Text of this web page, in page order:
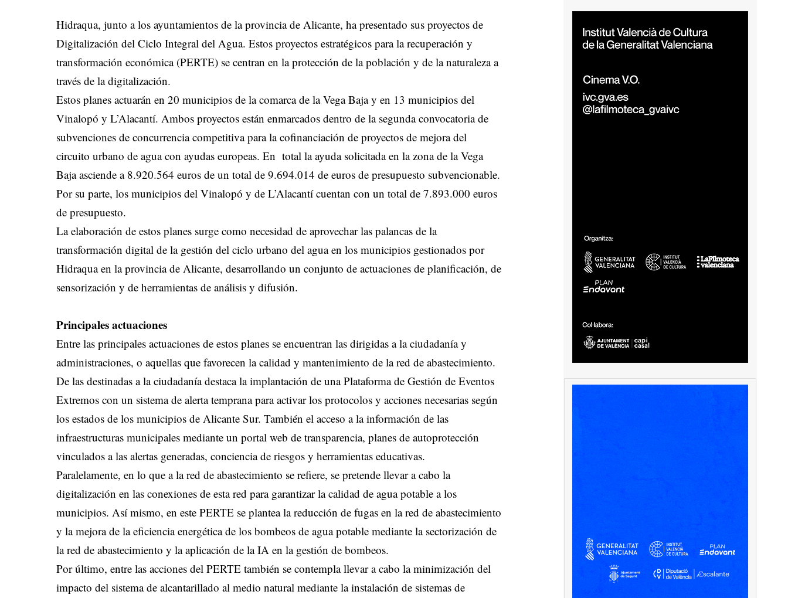
Hidraqua, junto a los ayuntamientos de la provincia de Alicante, ha presentado sus proyectos de
Digitalización del Ciclo Integral del Agua. Estos proyectos estratégicos para la recuperación y
transformación económica (PERTE) se centran en la protección de la población y de la naturaleza a
través de la digitalización.
Estos planes actuarán en 20 municipios de la comarca de la Vega Baja y en 13 municipios del
Vinalopó y L’Alacantí. Ambos proyectos están enmarcados dentro de la segunda convocatoria de
subvenciones de concurrencia competitiva para la cofinanciación de proyectos de mejora del
circuito urbano de agua con ayudas europeas. En total la ayuda solicitada en la zona de la Vega
Baja asciende a 8.920.564 euros de un total de 9.694.014 de euros de presupuesto subvencionable.
Por su parte, los municipios del Vinalopó y de L’Alacantí cuentan con un total de 7.893.000 euros
de presupuesto.
La elaboración de estos planes surge como necesidad de aprovechar las palancas de la
transformación digital de la gestión del ciclo urbano del agua en los municipios gestionados por
Hidraqua en la provincia de Alicante, desarrollando un conjunto de actuaciones de planificación, de
sensorización y de herramientas de análisis y difusión.
Principales actuaciones
Entre las principales actuaciones de estos planes se encuentran las dirigidas a la ciudadanía y
administraciones, o aquellas que favorecen la calidad y mantenimiento de la red de abastecimiento.
De las destinadas a la ciudadanía destaca la implantación de una Plataforma de Gestión de Eventos
Extremos con un sistema de alerta temprana para activar los protocolos y acciones necesarias según
los estados de los municipios de Alicante Sur. También el acceso a la información de las
infraestructuras municipales mediante un portal web de transparencia, planes de autoprotección
vinculados a las alertas generadas, conciencia de riesgos y herramientas educativas.
Paralelamente, en lo que a la red de abastecimiento se refiere, se pretende llevar a cabo la
digitalización en las conexiones de esta red para garantizar la calidad de agua potable a los
municipios. Así mismo, en este PERTE se plantea la reducción de fugas en la red de abastecimiento
y la mejora de la eficiencia energética de los bombeos de agua potable mediante la sectorización de
la red de abastecimiento y la aplicación de la IA en la gestión de bombeos.
Por último, entre las acciones del PERTE también se contempla llevar a cabo la minimización del
impacto del sistema de alcantarillado al medio natural mediante la instalación de sistemas de